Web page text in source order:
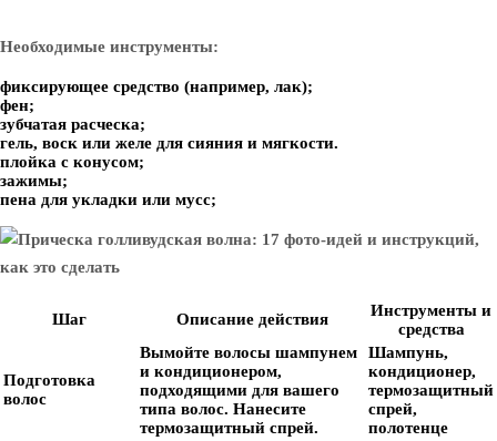
Необходимые инструменты:
фиксирующее средство (например, лак);
фен;
зубчатая расческа;
гель, воск или желе для сияния и мягкости.
плойка с конусом;
зажимы;
пена для укладки или мусс;
Шаг Описание действия
Инструменты и
средства
Подготовка
волос
Вымойте волосы шампунем
и кондиционером,
подходящими для вашего
типа волос. Нанесите
термозащитный спрей.
Шампунь,
кондиционер,
термозащитный
спрей,
полотенце